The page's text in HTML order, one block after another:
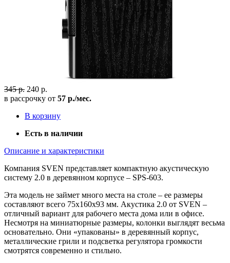
345 р. 240 р.
в рассрочку от 57 р./мес.
В корзину
Есть в наличии
Описание и характеристики
Компания SVEN представляет компактную акустическую
систему 2.0 в деревянном корпусе – SPS-603.
Эта модель не займет много места на столе – ее размеры
составляют всего 75х160х93 мм. Акустика 2.0 от SVEN –
отличный вариант для рабочего места дома или в офисе.
Несмотря на миниатюрные размеры, колонки выглядят весьма
основательно. Они «упакованы» в деревянный корпус,
металлические грили и подсветка регулятора громкости
смотрятся современно и стильно.